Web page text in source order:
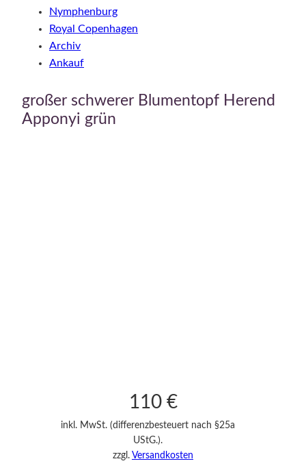
Nymphenburg
Royal Copenhagen
Archiv
Ankauf
großer schwerer Blumentopf Herend
Apponyi grün
110 €
inkl. MwSt. (differenzbesteuert nach §25a
UStG.).
zzgl. Versandkosten